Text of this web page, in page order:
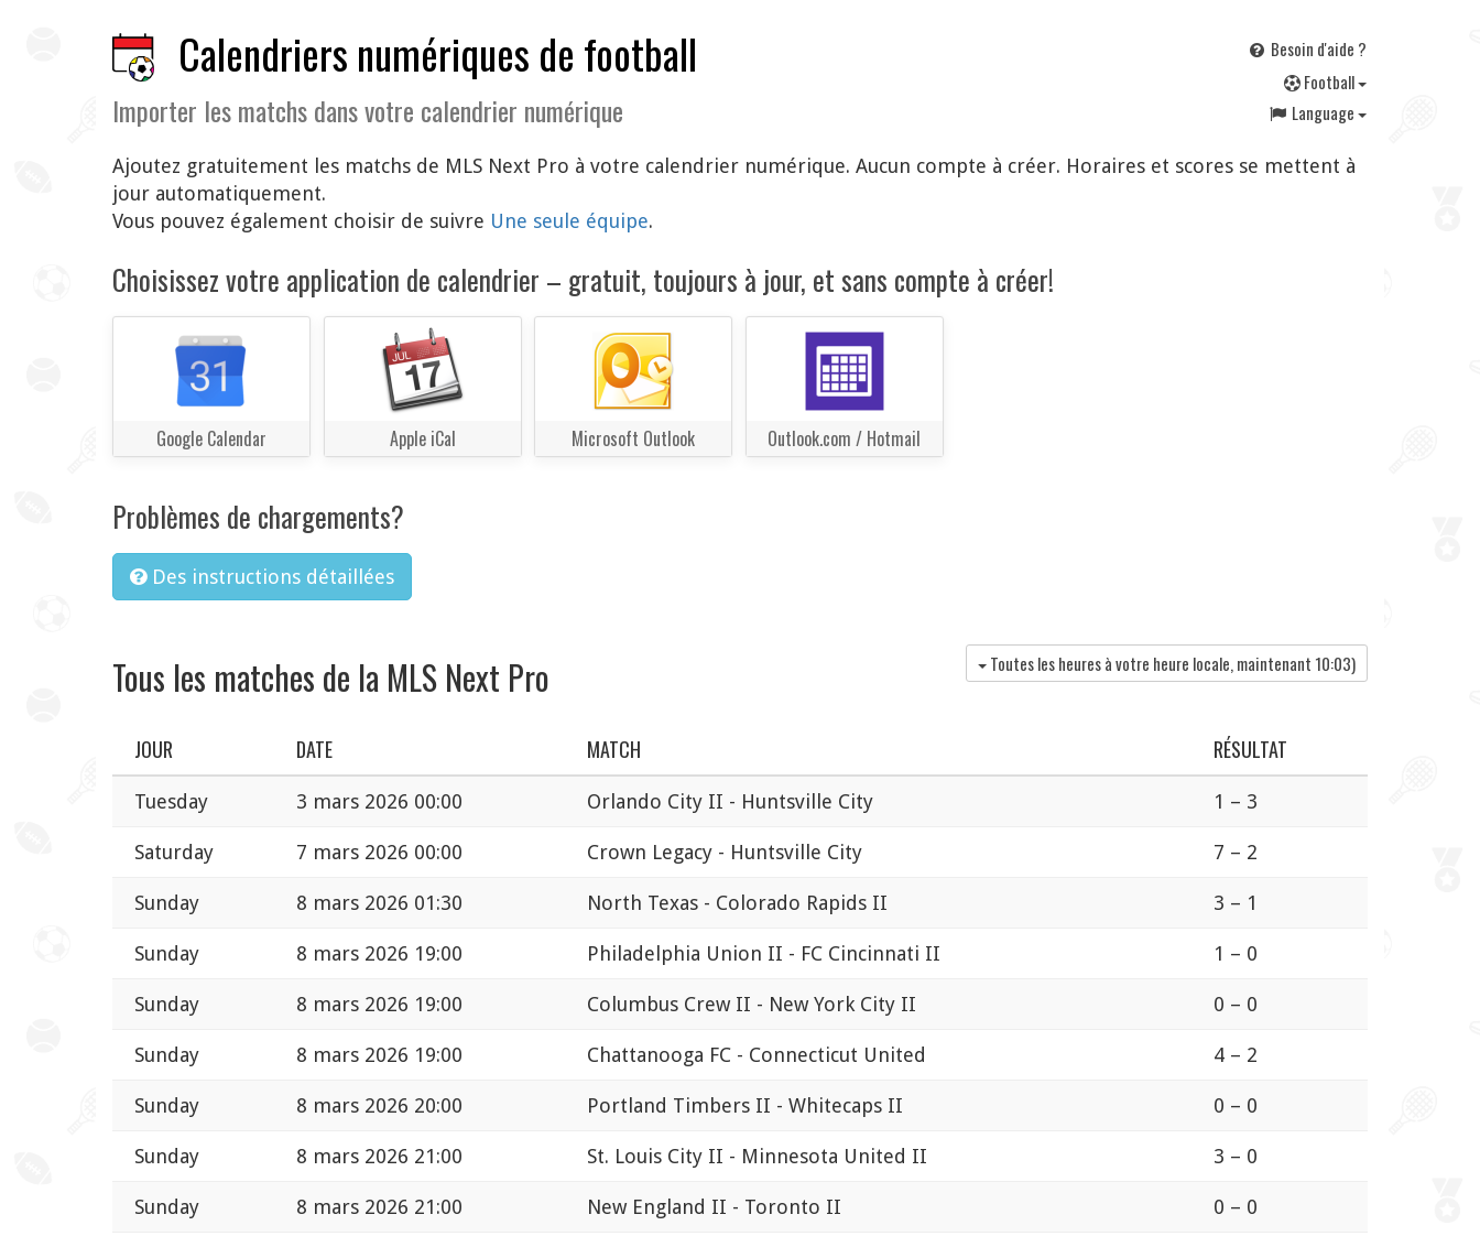
Calendriers numériques de football
Importer les matchs dans votre calendrier numérique
Besoin d'aide ?
Football
Language
Ajoutez gratuitement les matchs de MLS Next Pro à votre calendrier numérique. Aucun compte à créer. Horaires et scores se mettent à
jour automatiquement.
Vous pouvez également choisir de suivre Une seule équipe.
Choisissez votre application de calendrier – gratuit, toujours à jour, et sans compte à créer!
Google Calendar Apple iCal Microsoft Outlook Outlook.com / Hotmail
Problèmes de chargements?
Des instructions détaillées
Tous les matches de la MLS Next Pro Toutes les heures à votre heure locale, maintenant 10:03)
JOUR DATE MATCH RÉSULTAT
Tuesday 3 mars 2026 00:00 Orlando City II - Huntsville City 1 – 3
Saturday 7 mars 2026 00:00 Crown Legacy - Huntsville City 7 – 2
Sunday 8 mars 2026 01:30 North Texas - Colorado Rapids II 3 – 1
Sunday 8 mars 2026 19:00 Philadelphia Union II - FC Cincinnati II 1 – 0
Sunday 8 mars 2026 19:00 Columbus Crew II - New York City II 0 – 0
Sunday 8 mars 2026 19:00 Chattanooga FC - Connecticut United 4 – 2
Sunday 8 mars 2026 20:00 Portland Timbers II - Whitecaps II 0 – 0
Sunday 8 mars 2026 21:00 St. Louis City II - Minnesota United II 3 – 0
Sunday 8 mars 2026 21:00 New England II - Toronto II 0 – 0